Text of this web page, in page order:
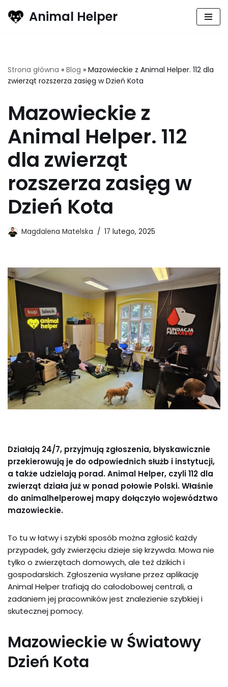
Animal Helper
Strona główna » Blog » Mazowieckie z Animal Helper. 112 dla
zwierząt rozszerza zasięg w Dzień Kota
Mazowieckie z
Animal Helper. 112
dla zwierząt
rozszerza zasięg w
Dzień Kota
Magdalena Matelska 17 lutego, 2025
Działają 24/7, przyjmują zgłoszenia, błyskawicznie
przekierowują je do odpowiednich służb i instytucji,
a także udzielają porad. Animal Helper, czyli 112 dla
zwierząt działa już w ponad połowie Polski. Właśnie
do animalhelperowej mapy dołączyło województwo
mazowieckie.
To tu w łatwy i szybki sposób można zgłosić każdy
przypadek, gdy zwierzęciu dzieje się krzywda. Mowa nie
tylko o zwierzętach domowych, ale też dzikich i
gospodarskich. Zgłoszenia wysłane przez aplikację
Animal Helper trafiają do całodobowej centrali, a
zadaniem jej pracowników jest znalezienie szybkiej i
skutecznej pomocy.
Mazowieckie w Światowy
Dzień Kota